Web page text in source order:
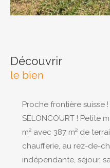
découvrir
le bien
Proche frontière suisse
SELONCOURT ! Petite
m² avec 387 m² de
chaufferie, au rez-de-
indépendante, séjour,